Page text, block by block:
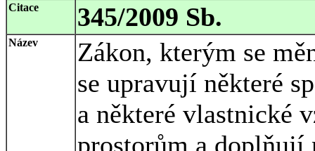
Citace 345/2009 Sb.
Název
Zákon, kterým se
se upravují některé
a některé vlastnické
prostorům a doplňují